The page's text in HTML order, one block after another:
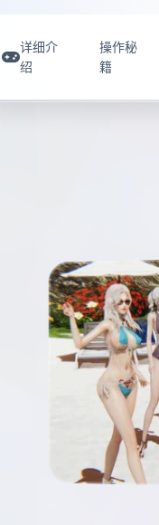
详细介
绍
操作秘
籍